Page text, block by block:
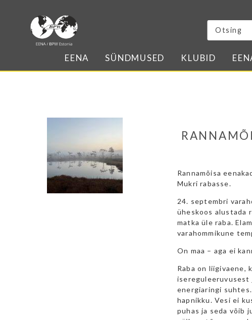
EENA SÜNDMUSED KLUBID
Rannamõisa
Mukri rabasse.
24. septembri
üheskoos alustada
matka üle raba.
varahommikune
On maa – aga ei
Raba on liigivaene,
isereguleeruvusest
energiaringi suhtes.
hapnikku. Vesi ei
puhas ja seda võib